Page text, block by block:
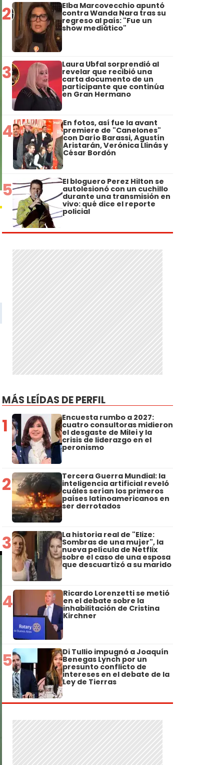
2 Elba Marcovecchio apuntó
contra Wanda Nara tras su
regreso al país: "Fue un
show mediático"
3 Laura Ubfal sorprendió al
revelar que recibió una
carta documento de un
participante que continúa
en Gran Hermano
4 En fotos, así fue la avant
premiere de "Canelones"
con Darío Barassi, Agustín
Aristarán, Verónica Llinás y
César Bordón
5 El bloguero Perez Hilton se
autolesionó con un cuchillo
durante una transmisión en
vivo: qué dice el reporte
policial
MÁS LEÍDAS DE PERFIL
1 Encuesta rumbo a 2027:
cuatro consultoras midieron
el desgaste de Milei y la
crisis de liderazgo en el
peronismo
2 Tercera Guerra Mundial: la
inteligencia artificial reveló
cuáles serían los primeros
países latinoamericanos en
ser derrotados
3 La historia real de "Elize:
Sombras de una mujer", la
nueva película de Netflix
sobre el caso de una esposa
que descuartizó a su marido
4 Ricardo Lorenzetti se metió
en el debate sobre la
inhabilitación de Cristina
Kirchner
5 Di Tullio impugnó a Joaquín
Benegas Lynch por un
presunto conflicto de
intereses en el debate de la
Ley de Tierras